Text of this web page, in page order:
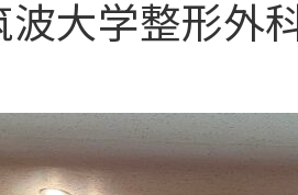
波大学整形外